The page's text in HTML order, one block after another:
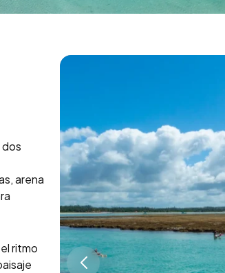
arena
ritmo